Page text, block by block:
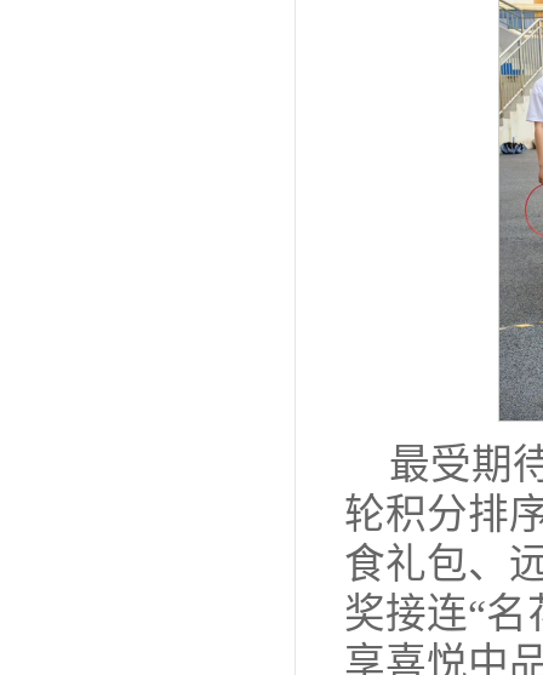
最受期
轮积分排
食礼包、
奖接连“
享喜悦中